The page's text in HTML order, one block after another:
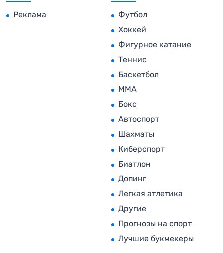
Реклама
Футбол
Хоккей
Фигурное катание
Теннис
Баскетбол
MMA
Бокс
Автоспорт
Шахматы
Киберспорт
Биатлон
Допинг
Легкая атлетика
Другие
Прогнозы на спорт
Лучшие букмекеры